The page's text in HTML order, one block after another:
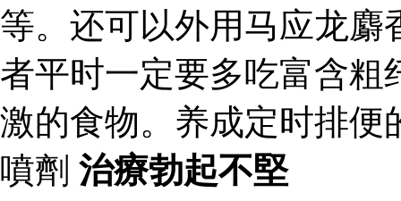
等。还可以外用马应龙麝
者平时一定要多吃富含粗
激的食物。养成定时排便
噴劑 治療勃起不堅